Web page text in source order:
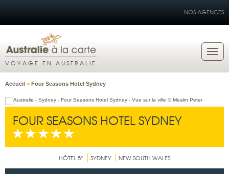
NOS AGENCES
VOYAGE EN AUSTRALIE
Accueil > Four Seasons Hotel Sydney
FOUR SEASONS HOTEL SYDNEY
HÔTEL 5* SYDNEY NEW SOUTH WALES